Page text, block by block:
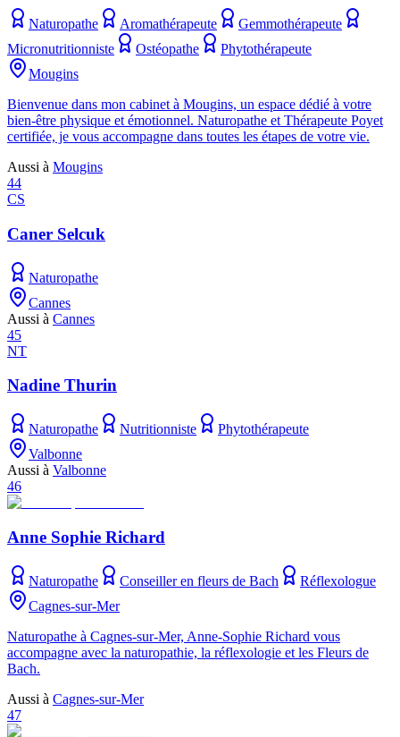
Naturopathe Aromathérapeute
Gemmothérapeute
Micronutritionniste
Ostéopathe
Phytothérapeute
Mougins
Bienvenue dans mon cabinet à Mougins, un espace dédié à votre
bien-être physique et émotionnel. Naturopathe et Thérapeute Poyet
certifiée, je vous accompagne dans toutes les étapes de votre vie.
Aussi à Mougins
44
CS
Caner Selcuk
Naturopathe
Cannes
Aussi à Cannes
45
NT
Nadine Thurin
Naturopathe Nutritionniste
Phytothérapeute
Valbonne
Aussi à Valbonne
46
Anne Sophie Richard
Naturopathe Conseiller en fleurs de Bach
Réflexologue
Cagnes-sur-Mer
Naturopathe à Cagnes-sur-Mer, Anne-Sophie Richard vous
accompagne avec la naturopathie, la réflexologie et les Fleurs de
Bach.
Aussi à Cagnes-sur-Mer
47